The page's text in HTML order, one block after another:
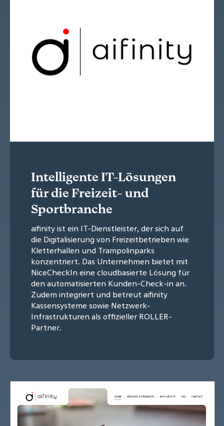
Intelligente IT-Lösungen
für die Freizeit- und
Sportbranche
aifinity ist ein IT-Dienstleister, der sich auf
die Digitalisierung von Freizeitbetrieben wie
Kletterhallen und Trampolinparks
konzentriert. Das Unternehmen bietet mit
NiceCheckIn eine cloudbasierte Lösung für
den automatisierten Kunden-Check-in an.
Zudem integriert und betreut aifinity
Kassensysteme sowie Netzwerk-
Infrastrukturen als offizieller ROLLER-
Partner.